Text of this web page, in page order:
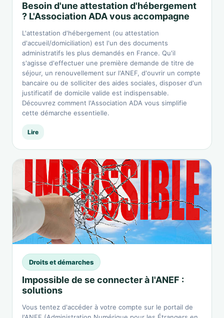
Besoin d'une attestation d'hébergement
? L'Association ADA vous accompagne
L'attestation d'hébergement (ou attestation
d'accueil/domiciliation) est l'un des documents
administratifs les plus demandés en France. Qu'il
s'agisse d'effectuer une première demande de titre de
séjour, un renouvellement sur l'ANEF, d'ouvrir un compte
bancaire ou de solliciter des aides sociales, disposer d'un
justificatif de domicile valide est indispensable.
Découvrez comment l'Association ADA vous simplifie
cette démarche essentielle.
Lire
Droits et démarches
Impossible de se connecter à l'ANEF :
solutions
Vous tentez d'accéder à votre compte sur le portail de